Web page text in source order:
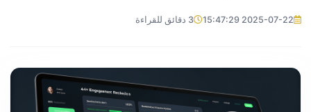
2025-07-22 15:47:29 3 دقائق للقراءة